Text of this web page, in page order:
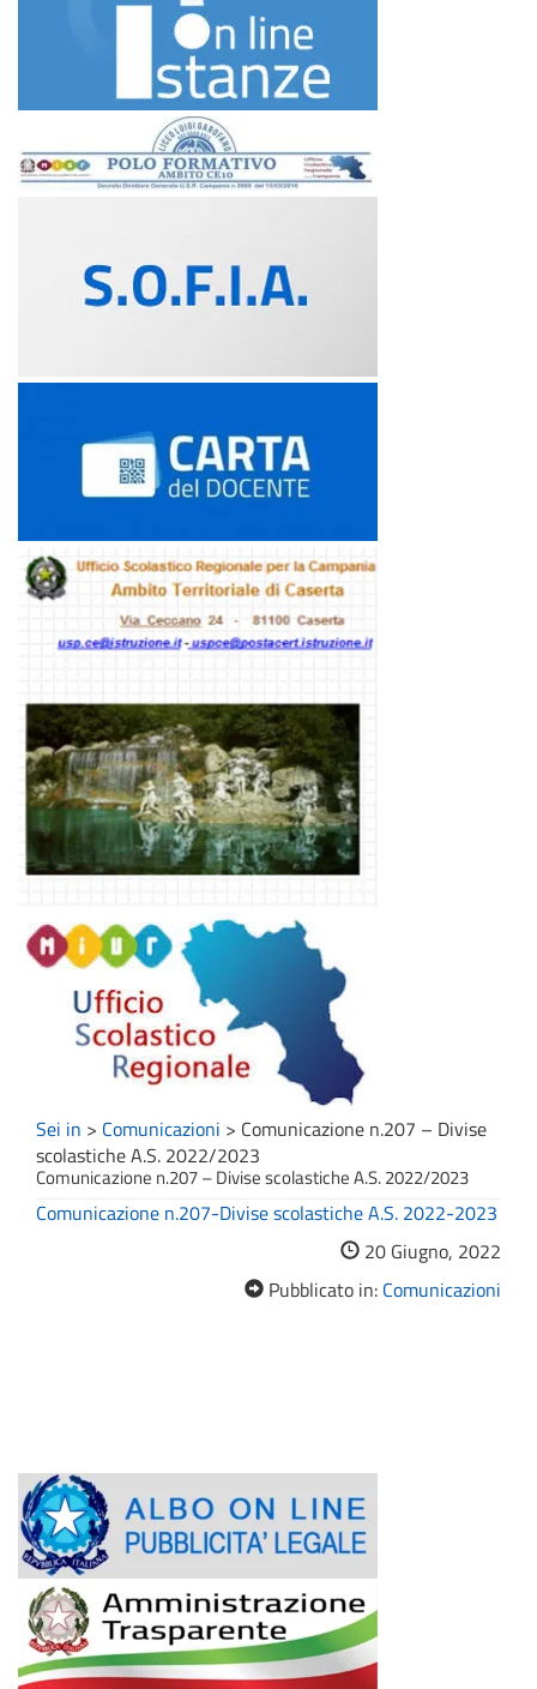
Sei in > Comunicazioni > Comunicazione n.207 – Divise
scolastiche A.S. 2022/2023
Comunicazione n.207 – Divise scolastiche A.S. 2022/2023
Comunicazione n.207-Divise scolastiche A.S. 2022-2023
20 Giugno, 2022
Pubblicato in: Comunicazioni